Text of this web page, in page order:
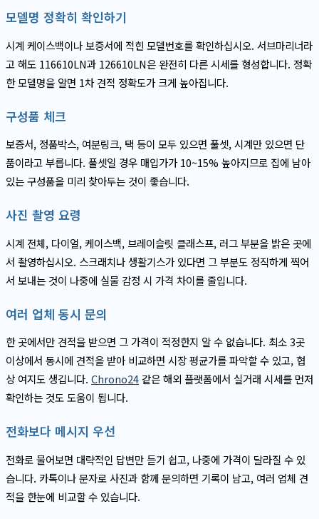
모델명 정확히 확인하기
시계 케이스백이나 보증서에 적힌 모델번호를 확인하십시오. 서브마리너라
고 해도 116610LN과 126610LN은 완전히 다른 시세를 형성합니다. 정확
한 모델명을 알면 1차 견적 정확도가 크게 높아집니다.
구성품 체크
보증서, 정품박스, 여분링크, 택 등이 모두 있으면 풀셋, 시계만 있으면 단
품이라고 부릅니다. 풀셋일 경우 매입가가 10~15% 높아지므로 집에 남아
있는 구성품을 미리 찾아두는 것이 좋습니다.
사진 촬영 요령
시계 전체, 다이얼, 케이스백, 브레이슬릿 클래스프, 러그 부분을 밝은 곳에
서 촬영하십시오. 스크래치나 생활기스가 있다면 그 부분도 정직하게 찍어
서 보내는 것이 나중에 실물 감정 시 가격 차이를 줄입니다.
여러 업체 동시 문의
한 곳에서만 견적을 받으면 그 가격이 적정한지 알 수 없습니다. 최소 3곳
이상에서 동시에 견적을 받아 비교하면 시장 평균가를 파악할 수 있고, 협
상 여지도 생깁니다. Chrono24같은 해외 플랫폼에서 실거래 시세를 먼저
확인하는 것도 도움이 됩니다.
전화보다 메시지 우선
전화로 물어보면 대략적인 답변만 듣기 쉽고, 나중에 가격이 달라질 수 있
습니다. 카톡이나 문자로 사진과 함께 문의하면 기록이 남고, 여러 업체 견
적을 한눈에 비교할 수 있습니다.